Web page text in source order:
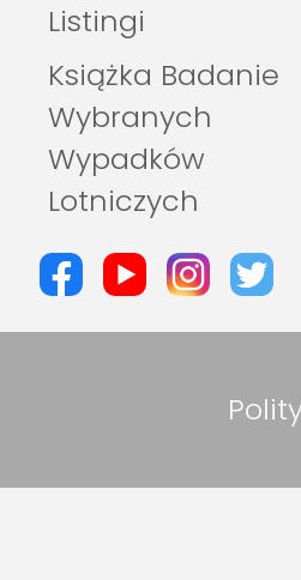
Listingi
Książka Badanie
Wybranych
Wypadków
Lotniczych